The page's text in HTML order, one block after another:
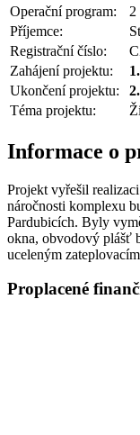
Operační program:
2
Příjemce:
Registrační číslo:
Zahájení projektu:
Ukončení projektu:
Téma projektu:
Informace o
Projekt vyřešil
náročnosti komplexu
Pardubicích. Byly
okna, obvodový plášť
uceleným
Proplacené